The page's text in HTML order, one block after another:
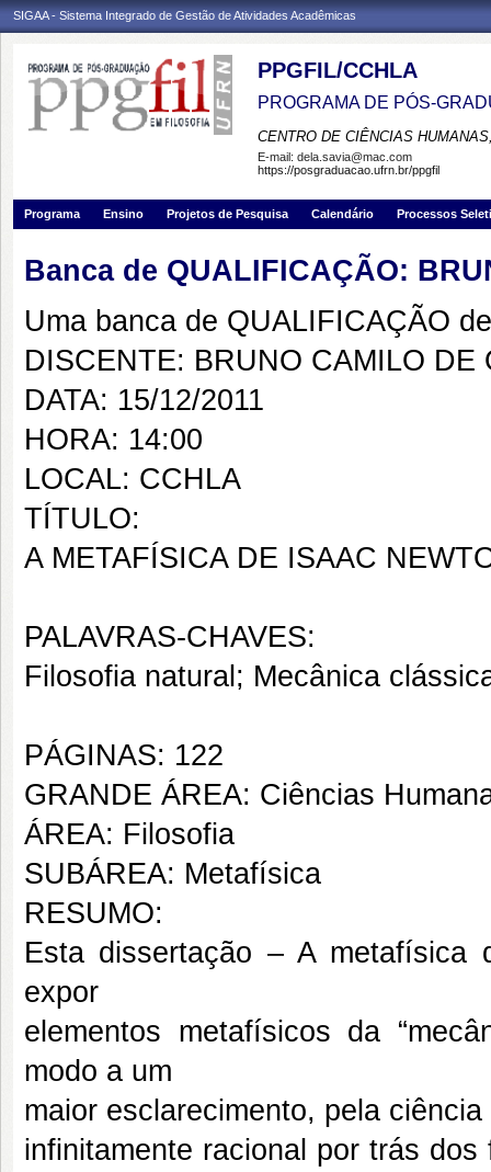
SIGAA - Sistema Integrado de Gestão de Atividades Acadêmicas
PPGFIL/CCHLA
PROGRAMA DE PÓS-
CENTRO DE CIÊNCIAS
E-mail: dela.savia@mac.com
https://posgraduacao.ufrn.br/ppgfil
Programa Ensino Projetos de Pesquisa Calendário Processos
Banca de QUALIFICAÇÃO:
Uma banca de QUALIFICAÇÃO
DISCENTE: BRUNO CAMILO DE
DATA: 15/12/2011
HORA: 14:00
LOCAL: CCHLA
TÍTULO:
A METAFÍSICA DE ISAAC
PALAVRAS-CHAVES:
Filosofia natural; Mecânica
PÁGINAS: 122
GRANDE ÁREA: Ciências
ÁREA: Filosofia
SUBÁREA: Metafísica
RESUMO:
Esta dissertação – A metafísica
expor
elementos metafísicos da
modo a um
maior esclarecimento, pela
infinitamente racional por trás